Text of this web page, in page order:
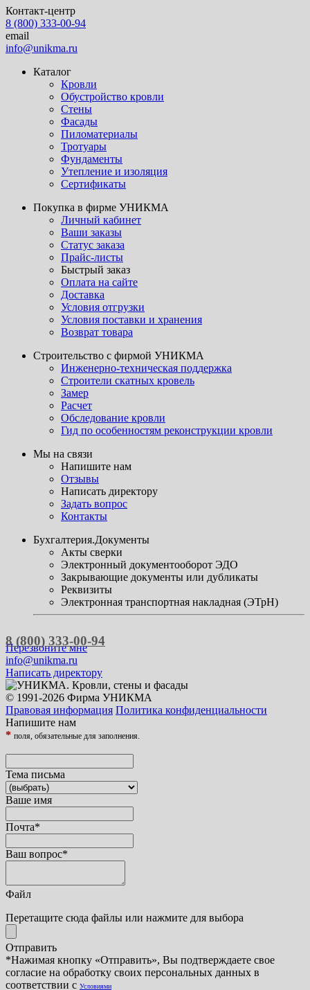
Контакт-центр
8 (800) 333-00-94
email
info@unikma.ru
Каталог
Кровли
Обустройство кровли
Стены
Фасады
Пиломатериалы
Тротуары
Фундаменты
Утепление и изоляция
Сертификаты
Покупка в фирме УНИКМА
Личный кабинет
Ваши заказы
Статус заказа
Прайс-листы
Быстрый заказ
Оплата на сайте
Доставка
Условия отгрузки
Условия поставки и хранения
Возврат товара
Строительство с фирмой УНИКМА
Инженерно-техническая поддержка
Строители скатных кровель
Замер
Расчет
Обследование кровли
Гид по особенностям реконструкции кровли
Мы на связи
Напишите нам
Отзывы
Написать директору
Задать вопрос
Контакты
Бухгалтерия.Документы
Акты сверки
Электронный документооборот ЭДО
Закрывающие документы или дубликаты
Реквизиты
Электронная транспортная накладная (ЭТрН)
8 (800) 333-00-94
Перезвоните мне
info@unikma.ru
Написать директору
© 1991-2026 Фирма УНИКМА
Правовая информация Политика конфиденциальности
Напишите нам
* поля, обязательные для заполнения.
Тема письма
Ваше имя
Почта*
Ваш вопрос*
Файл
Перетащите сюда файлы или нажмите для выбора
Отправить
*Нажимая кнопку «Отправить», Вы подтверждаете свое
согласие на обработку своих персональных данных в
соответствии с Условиями